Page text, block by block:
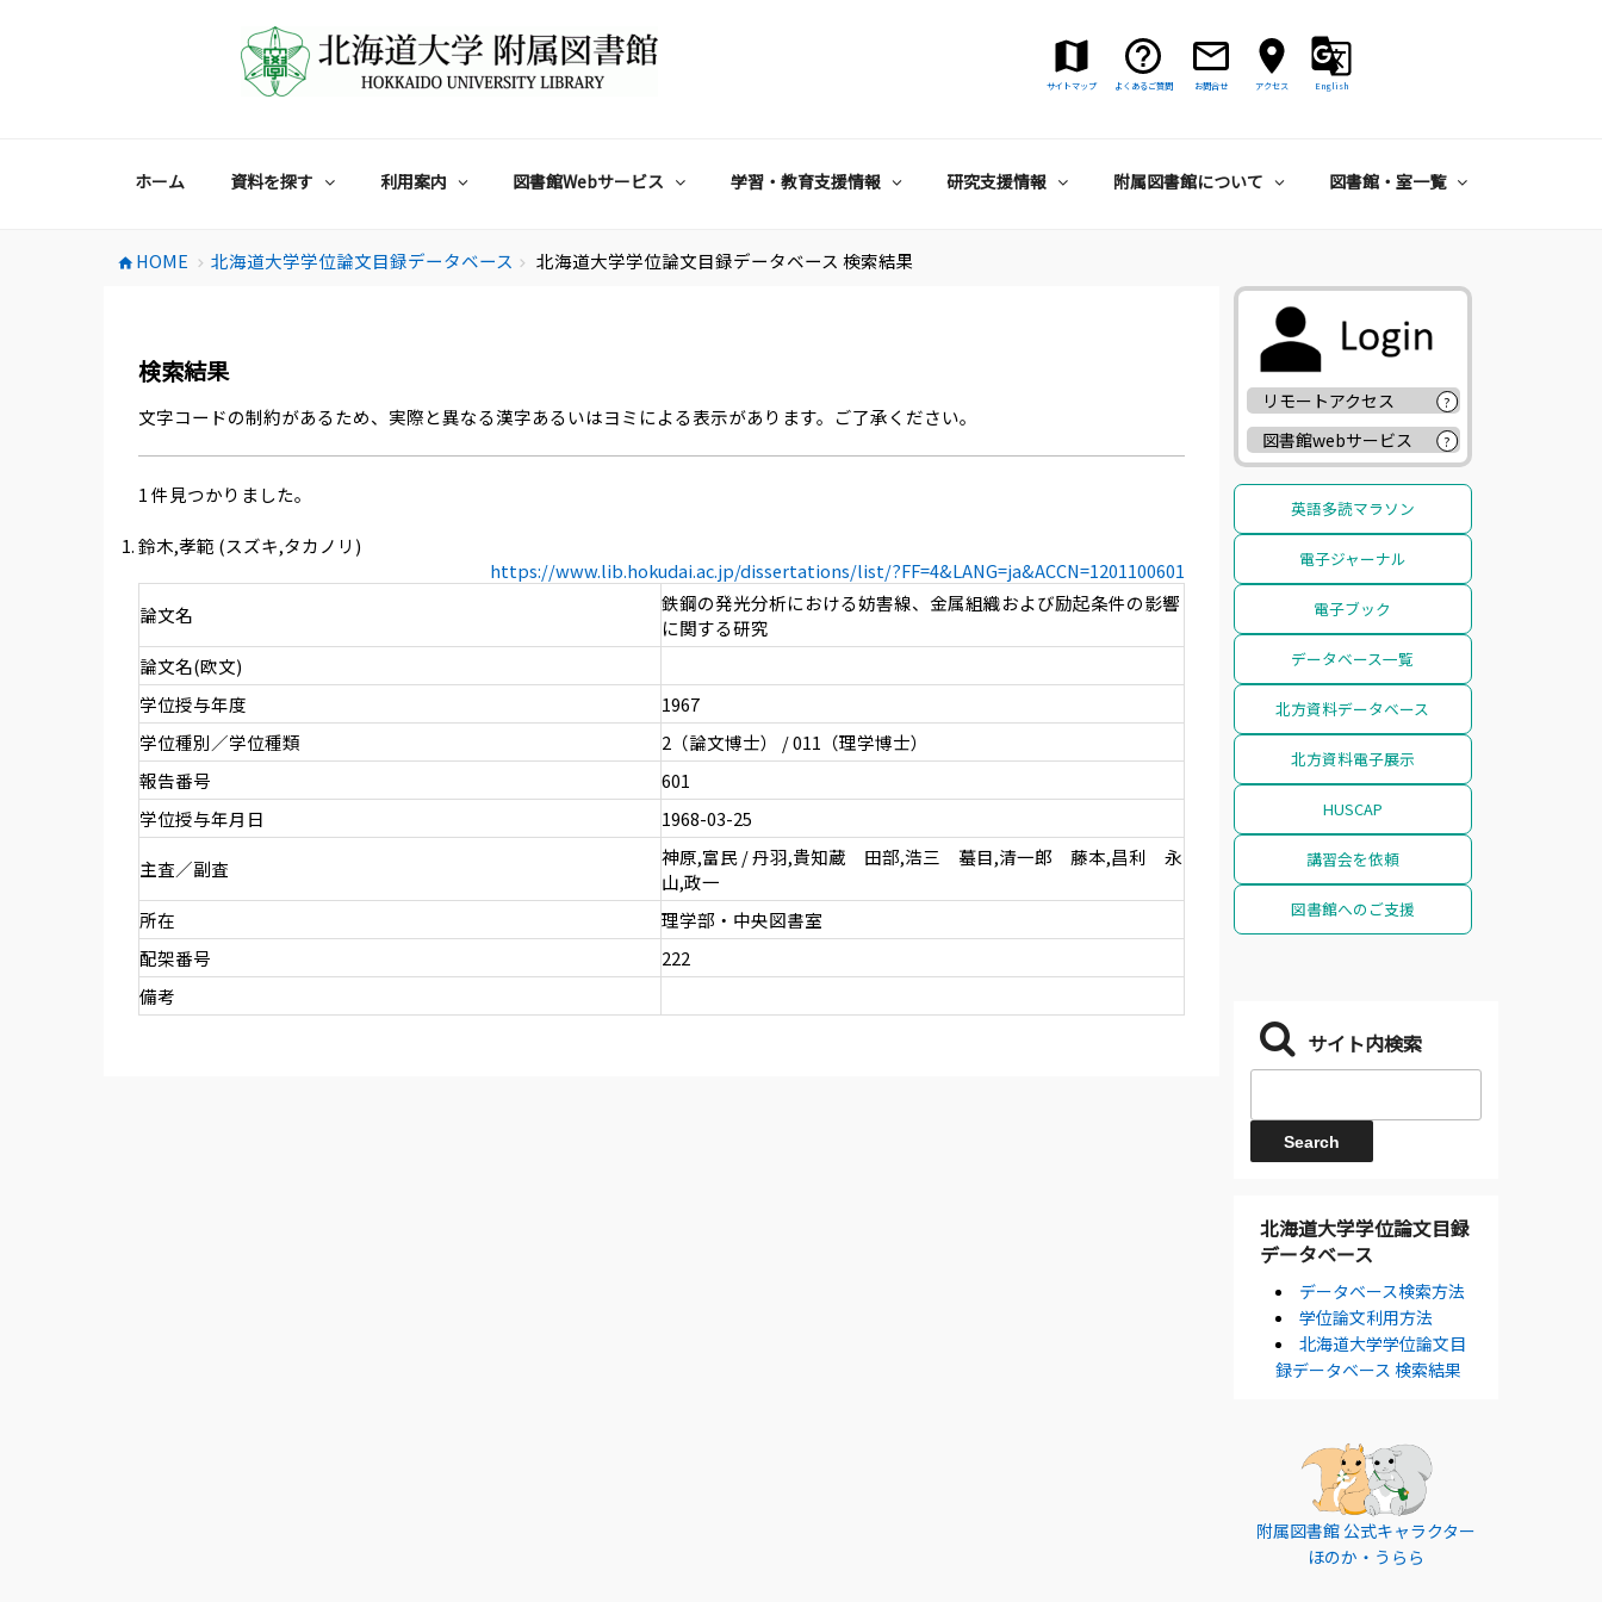
サイトマップ よくあるご質問 お問合せ アクセス English
ホーム 資料を探す 利用案内 図書館Webサービス 学習・教育支援情報 研究支援情報 附属図書館について 図書館・室一覧
home HOME chevron_right 北海道大学学位論文目録データベース chevron_right 北海道大学学位論文目録データベース 検索結果
検索結果
文字コードの制約があるため、実際と異なる漢字あるいはヨミによる表示があります。ご了承ください。
1 件見つかりました。
鈴木,孝範 (スズキ,タカノリ)
https://www.lib.hokudai.ac.jp/dissertations/list/?FF=4&LANG=ja&ACCN=1201100601
論文名
鉄鋼の発光分析における妨害線、金属組織および励起条件の影響
に関する研究
論文名(欧文)
学位授与年度
1967
学位種別／学位種類
2（論文博士） / 011（理学博士）
報告番号
601
学位授与年月日
1968-03-25
主査／副査
神原,富民 / 丹羽,貴知蔵 田部,浩三 蟇目,清一郎 藤本,昌利 永
山,政一
所在
理学部・中央図書室
配架番号
222
備考
リモートアクセス ?
図書館webサービス ?
英語多読マラソン
電子ジャーナル
電子ブック
データベース一覧
北方資料データベース
北方資料電子展示
HUSCAP
講習会を依頼
図書館へのご支援
サイト内検索
北海道大学学位論文目録
データベース
データベース検索方法
学位論文利用方法
北海道大学学位論文目
録データベース 検索結果
附属図書館 公式キャラクター
ほのか・うらら